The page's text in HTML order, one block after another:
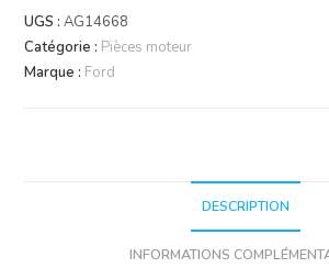
&
segments
UGS :AG14668
Catégorie : Pièces moteur
Marque : Ford
DESCRIPTION
INFORMATIONS